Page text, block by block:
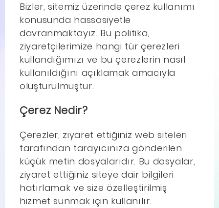
Bizler, sitemiz üzerinde çerez kullanımı
konusunda hassasiyetle
davranmaktayız. Bu politika,
ziyaretçilerimize hangi tür çerezleri
kullandığımızı ve bu çerezlerin nasıl
kullanıldığını açıklamak amacıyla
oluşturulmuştur.
Çerez Nedir?
Çerezler, ziyaret ettiğiniz web siteleri
tarafından tarayıcınıza gönderilen
küçük metin dosyalarıdır. Bu dosyalar,
ziyaret ettiğiniz siteye dair bilgileri
hatırlamak ve size özelleştirilmiş
hizmet sunmak için kullanılır.